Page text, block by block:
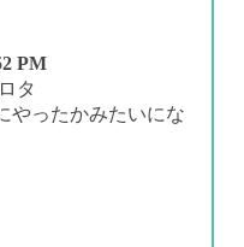
PM
タ
やったかみたいにな